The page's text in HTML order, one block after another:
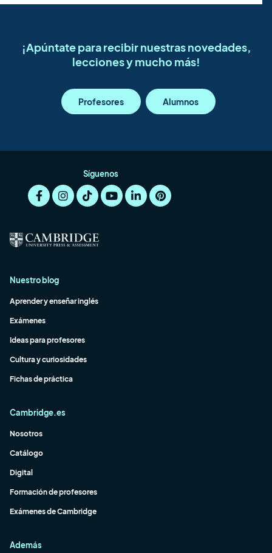
¡Apúntate para recibir nuestras novedades,
lecciones y mucho más!
Profesores Alumnos
Síguenos
Nuestro blog
Aprender y enseñar inglés
Exámenes
Ideas para profesores
Cultura y curiosidades
Fichas de práctica
Cambridge.es
Nosotros
Catálogo
Digital
Formación de profesores
Exámenes de Cambridge
Además